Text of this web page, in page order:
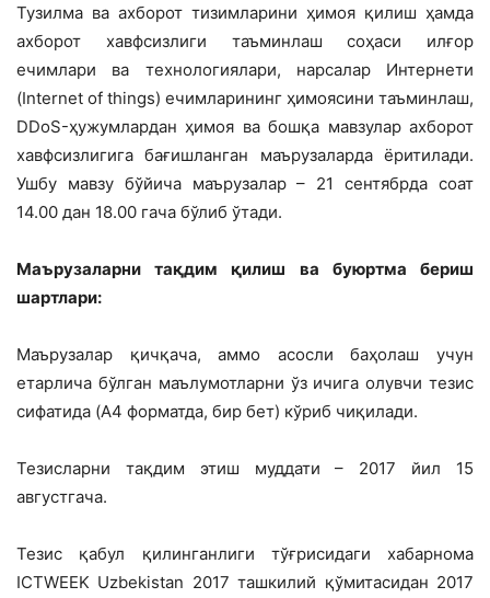
Тузилма ва ахборот тизимларини ҳимоя қилиш ҳамда
ахборот хавфсизлиги таъминлаш соҳаси илғор
ечимлари ва технологиялари, нарсалар Интернети
(Internet of things) ечимларининг ҳимоясини таъминлаш,
DDoS-ҳужумлардан ҳимоя ва бошқа мавзулар ахборот
хавфсизлигига бағишланган маърузаларда ёритилади.
Ушбу мавзу бўйича маърузалар – 21 сентябрда соат
14.00 дан 18.00 гача бўлиб ўтади.
Маърузаларни тақдим қилиш ва буюртма бериш
шартлари:
Маърузалар қичқача, аммо асосли баҳолаш учун
етарлича бўлган маълумотларни ўз ичига олувчи тезис
сифатида (A4 форматда, бир бет) кўриб чиқилади.
Тезисларни тақдим этиш муддати – 2017 йил 15
августгача.
Тезис қабул қилинганлиги тўғрисидаги хабарнома
ICTWEEK Uzbekistan 2017 ташкилий қўмитасидан 2017